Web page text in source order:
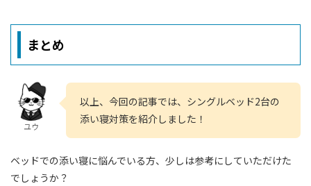
まとめ
ユウ
以上、今回の記事では、シングルベッド2台の
添い寝対策を紹介しました！
ベッドでの添い寝に悩んでいる方、少しは参考にしていただけた
でしょうか？